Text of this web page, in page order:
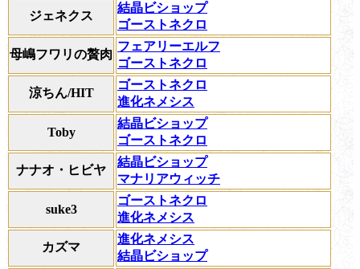
ジェネクス
結晶ビショップ
ゴーストネクロ
母嶋フワリの贅肉
フェアリーエルフ
ゴーストネクロ
涼ちん/HIT
ゴーストネクロ
進化ネメシス
Toby
結晶ビショップ
ゴーストネクロ
ナナオ・ヒビヤ
結晶ビショップ
マナリアウィッチ
suke3
ゴーストネクロ
進化ネメシス
カズマ
進化ネメシス
結晶ビショップ